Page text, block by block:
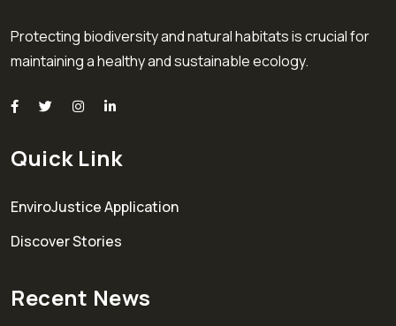
Protecting biodiversity and natural habitats is crucial for
maintaining a healthy and sustainable ecology.
Quick Link
EnviroJustice Application
Discover Stories
Recent News